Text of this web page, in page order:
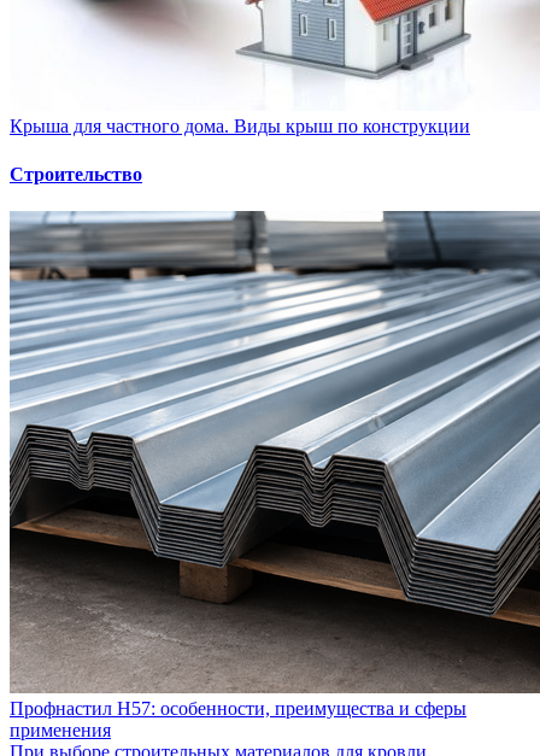
Крыша для частного дома. Виды крыш по конструкции
Строительство
Профнастил Н57: особенности, преимущества и сферы
применения
При выборе строительных материалов для кровли,